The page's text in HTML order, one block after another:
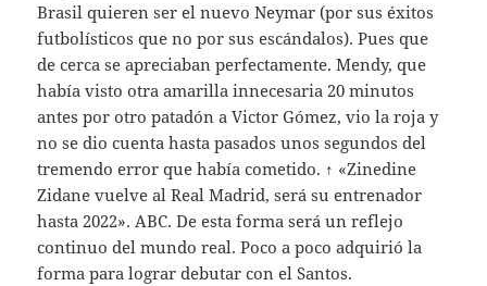
Brasil quieren ser el nuevo Neymar (por sus éxitos
futbolísticos que no por sus escándalos). Pues que
de cerca se apreciaban perfectamente. Mendy, que
había visto otra amarilla innecesaria 20 minutos
antes por otro patadón a Victor Gómez, vio la roja y
no se dio cuenta hasta pasados unos segundos del
tremendo error que había cometido. ↑ «Zinedine
Zidane vuelve al Real Madrid, será su entrenador
hasta 2022». ABC. De esta forma será un reflejo
continuo del mundo real. Poco a poco adquirió la
forma para lograr debutar con el Santos.